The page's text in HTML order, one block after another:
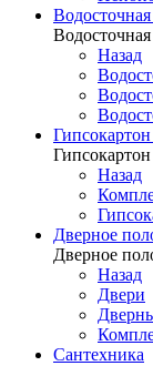
Назад
Назад
Дверное
Дверное
Назад
Двери
Сантехника